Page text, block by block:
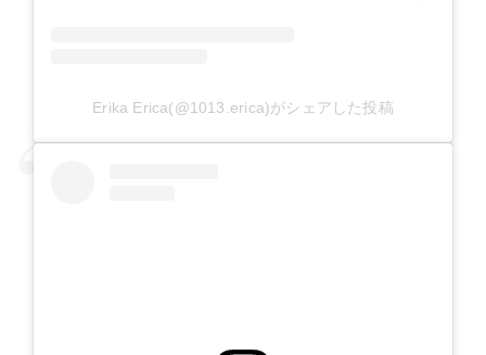
Erika Erica(@1013.erica)がシェアした投稿